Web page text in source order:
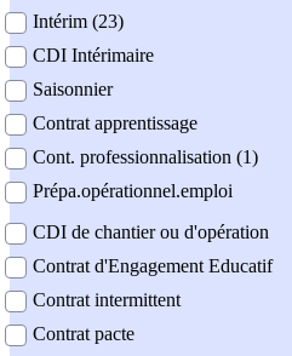
Intérim (23)
CDI Intérimaire
Saisonnier
Contrat apprentissage
Cont. professionnalisation (1)
Prépa.opérationnel.emploi
CDI de chantier ou d'opération
Contrat d'Engagement Educatif
Contrat intermittent
Contrat pacte